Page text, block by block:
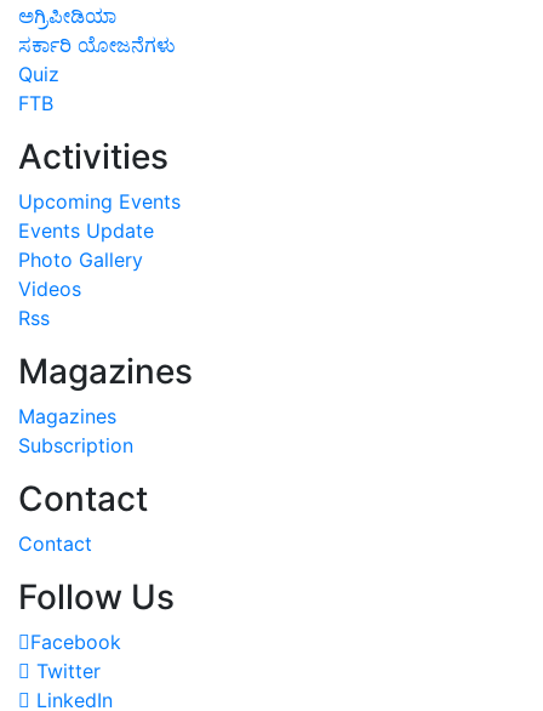
ಅಗ್ರಿಪೀಡಿಯಾ
ಸರ್ಕಾರಿ ಯೋಜನೆಗಳು
Quiz
FTB
Activities
Upcoming Events
Events Update
Photo Gallery
Videos
Rss
Magazines
Magazines
Subscription
Contact
Contact
Follow Us
Facebook
Twitter
LinkedIn